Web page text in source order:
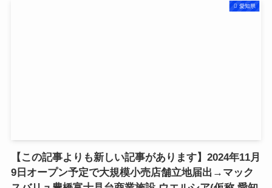
愛知県
【この記事よりも新しい記事があります】2024年11月
9日オープン予定で大規模小売店舗立地届出→マック